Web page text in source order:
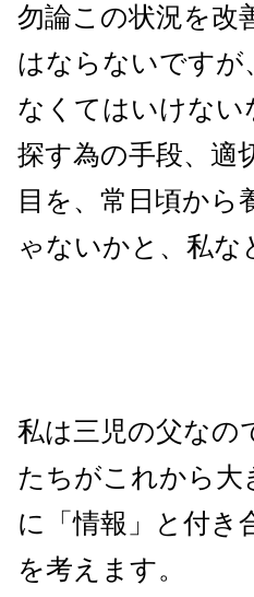
勿論この状況を改
はならないですが
なくてはいけない
探す為の手段、適
目を、常日頃か
ゃないかと、私
私は三児の父なの
たちがこれから
に「情報」と付き
を考えます。